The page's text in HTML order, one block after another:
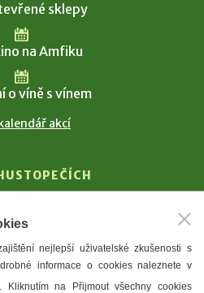
sklepy
na Amfiku
o víně s vínem
akcí
Masaryk
nejlepší uživatelské zkušenosti s
informace o cookies naleznete v
. Kliknutím na Přijmout všechny cookies